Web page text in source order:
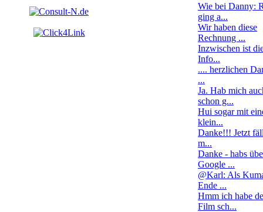
Wie bei Danny:
ging a...
Wir haben diese
Rechnung ...
Inzwischen ist
Info...
.... herzlichen
...
Ja. Hab mich
schon g...
Hui sogar mit
klein...
Danke!!! Jetzt
m...
Danke - habs
Google ...
@Karl: Als
Ende ...
Hmm ich habe
Film sch...